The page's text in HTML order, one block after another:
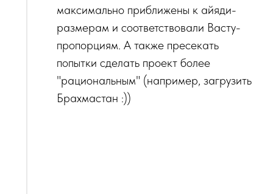
максимально приближены к айяди-
размерам и соответствовали Васту-
пропорциям. А также пресекать
попытки сделать проект более
"рациональным" (например, загрузить
Брахмастан :))